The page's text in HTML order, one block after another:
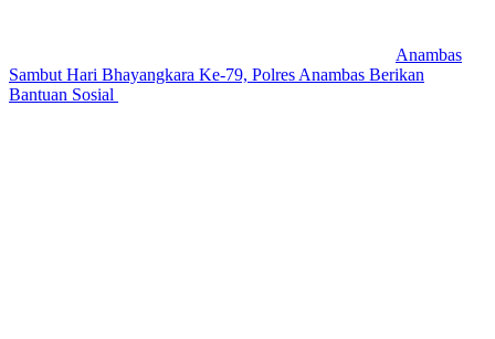
Anambas
Sambut Hari Bhayangkara Ke-79, Polres Anambas Berikan
Bantuan Sosial